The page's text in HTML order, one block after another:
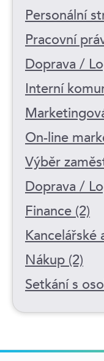
Personální
Pracovní
Doprava /
Interní
On-line
Výběr
Doprava /
Finance (2)
Kancelářské
Nákup (2)
Setkání s